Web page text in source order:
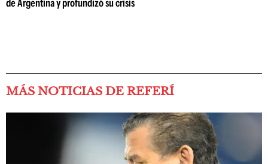
de Argentina y profundizó su crisis
MÁS NOTICIAS DE REFERÍ